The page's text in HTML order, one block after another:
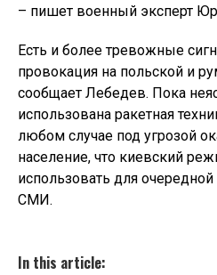
– пишет военный эксперт
Есть и более тревожные
провокация на польской и
сообщает Лебедев. Пока
использована ракетная
любом случае под угрозой
население, что киевский
использовать для
СМИ.
In this article: